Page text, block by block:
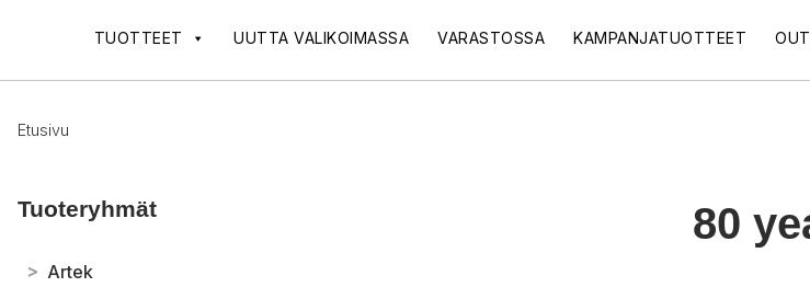
TUOTTEET UUTTA VALIKOIMASSA VARASTOSSA KAMPANJATUOTTEET
Etusivu
Tuoteryhmät
> Artek
80